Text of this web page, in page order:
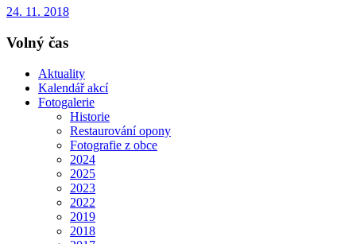
24. 11. 2018
Volný čas
Aktuality
Kalendář akcí
Fotogalerie
Historie
Restaurování opony
Fotografie z obce
2024
2025
2023
2022
2019
2018